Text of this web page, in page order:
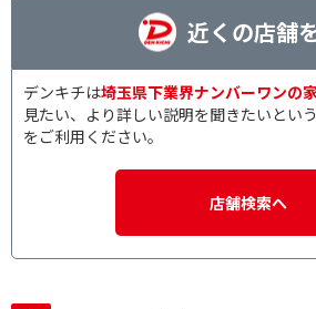
ハンズフリー通話で絞り込む
ハンズフリー通話対応
広角レンズ機能で絞り込む
有
スマートフォン連動機能で
近くの店舗
デンキチは埼玉県下業界ナンバーワンの
見たい、より詳しい説明を聞きたいとい
をご利用ください。
店舗検索へ